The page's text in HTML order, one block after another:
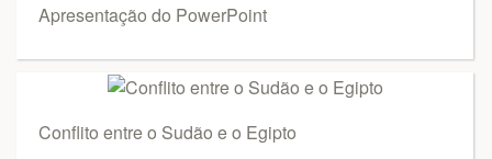
Apresentação do PowerPoint
Conflito entre o Sudão e o Egipto